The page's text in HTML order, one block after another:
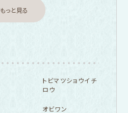
もっと見る
トビマツショウイチ
ロウ
オビワン